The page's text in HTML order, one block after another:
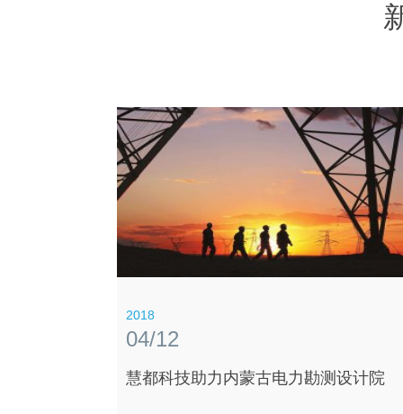
2018
04/12
慧都科技助力内蒙古电力勘测设计院